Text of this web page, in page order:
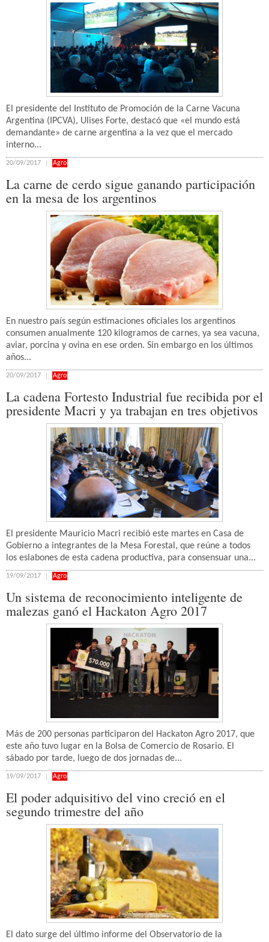
El presidente del Instituto de Promoción de la Carne Vacuna
Argentina (IPCVA), Ulises Forte, destacó que «el mundo está
demandante» de carne argentina a la vez que el mercado
interno...
20/09/2017 Agro
La carne de cerdo sigue ganando participación
en la mesa de los argentinos
En nuestro país según estimaciones oficiales los argentinos
consumen anualmente 120 kilogramos de carnes, ya sea vacuna,
aviar, porcina y ovina en ese orden. Sin embargo en los últimos
años...
20/09/2017 Agro
La cadena Fortesto Industrial fue recibida por el
presidente Macri y ya trabajan en tres objetivos
El presidente Mauricio Macri recibió este martes en Casa de
Gobierno a integrantes de la Mesa Forestal, que reúne a todos
los eslabones de esta cadena productiva, para consensuar una...
19/09/2017 Agro
Un sistema de reconocimiento inteligente de
malezas ganó el Hackaton Agro 2017
Más de 200 personas participaron del Hackaton Agro 2017, que
este año tuvo lugar en la Bolsa de Comercio de Rosario. El
sábado por tarde, luego de dos jornadas de...
19/09/2017 Agro
El poder adquisitivo del vino creció en el
segundo trimestre del año
El dato surge del último informe del Observatorio de la